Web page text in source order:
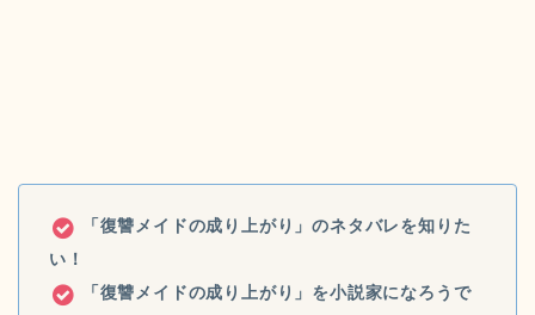
「復讐メイドの成り上がり」のネタバレを知りた
い！
「復讐メイドの成り上がり」を小説家になろうで